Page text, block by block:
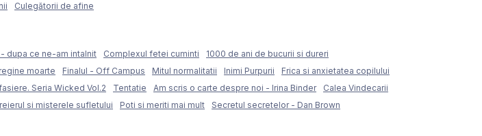
Culegătorii de afine
dupa ce ne-am intalnit Complexul fetei cuminti
1000 de ani de bucurii si dureri
moarte Finalul - Off Campus Mitul normalitatii Inimi Purpurii
Frica si anxietatea copilului
Seria Wicked Vol.2 Tentatie Am scris o carte despre noi - Irina Binder
Calea Vindecarii
si misterele sufletului Poti si meriti mai mult Secretul secretelor - Dan Brown